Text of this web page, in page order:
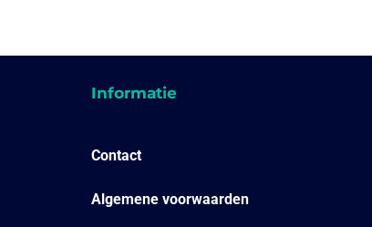
kan
Informatie
Contact
Algemene voorwaarden